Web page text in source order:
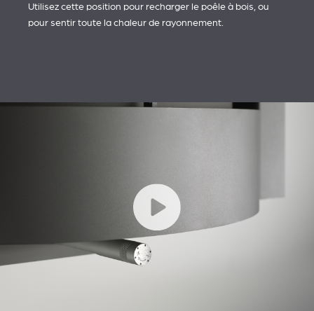
Utilisez cette position pour recharger le poêle à bois, ou
pour sentir toute la chaleur de rayonnement.